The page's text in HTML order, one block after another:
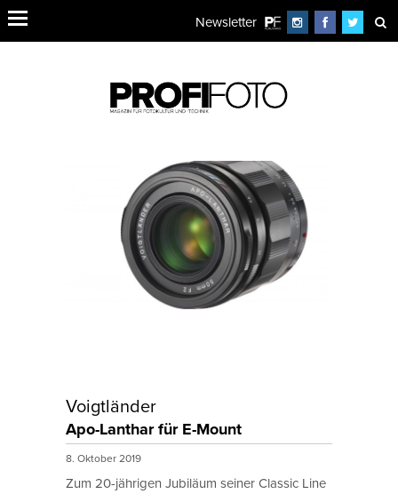
Newsletter
Voigtländer
Apo-Lanthar für E-Mount
8. Oktober 2019
Zum 20-jährigen Jubiläum seiner Classic Line